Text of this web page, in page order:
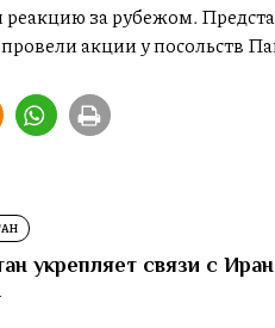
реакцию за рубежом.
акции у посольств
укрепляет связи с